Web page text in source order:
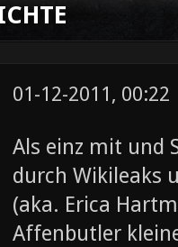
01-12-2011, 00:22
Als einz mit und
durch Wikileaks
(aka. Erica
Affenbutler